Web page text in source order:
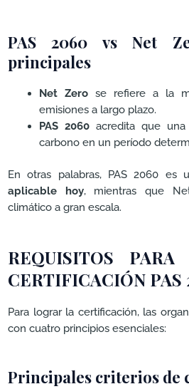
PAS 2060 vs Net
principales
Net Zerose refiere a la
emisiones a largo plazo.
PAS 2060acredita que una
carbono en un período
En otras palabras, PAS 2060 es
aplicable hoy, mientras que
climático a gran escala.
REQUISITOS
CERTIFICACIÓN PAS
Para lograr la certificación, las
con cuatro principios esenciales:
Principales criterios de